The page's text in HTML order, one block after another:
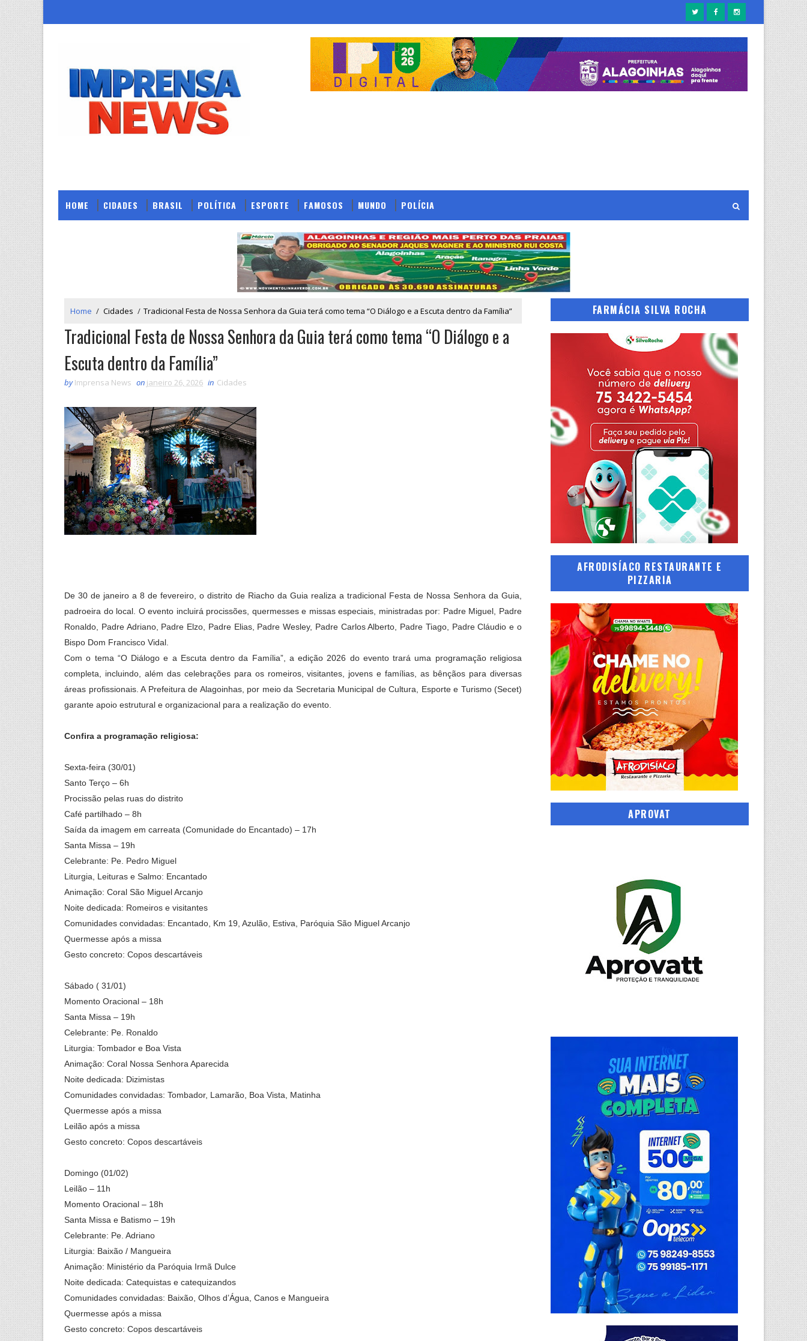
HOME CIDADES BRASIL POLÍTICA ESPORTE FAMOSOS MUNDO POLÍCIA
Home / Cidades / Tradicional Festa de Nossa Senhora da Guia terá como tema “O Diálogo e a Escuta dentro da Família”
Tradicional Festa de Nossa Senhora da Guia terá como tema “O Diálogo e a
Escuta dentro da Família”
by Imprensa News on janeiro 26, 2026 in Cidades
De 30 de janeiro a 8 de fevereiro, o distrito de Riacho da Guia realiza a tradicional Festa de Nossa Senhora da Guia,
padroeira do local. O evento incluirá procissões, quermesses e missas especiais, ministradas por: Padre Miguel, Padre
Ronaldo, Padre Adriano, Padre Elzo, Padre Elias, Padre Wesley, Padre Carlos Alberto, Padre Tiago, Padre Cláudio e o
Bispo Dom Francisco Vidal.
Com o tema “O Diálogo e a Escuta dentro da Família”, a edição 2026 do evento trará uma programação religiosa
completa, incluindo, além das celebrações para os romeiros, visitantes, jovens e famílias, as bênçãos para diversas
áreas profissionais. A Prefeitura de Alagoinhas, por meio da Secretaria Municipal de Cultura, Esporte e Turismo (Secet)
garante apoio estrutural e organizacional para a realização do evento.
Confira a programação religiosa:
Sexta-feira (30/01)
Santo Terço – 6h
Procissão pelas ruas do distrito
Café partilhado – 8h
Saída da imagem em carreata (Comunidade do Encantado) – 17h
Santa Missa – 19h
Celebrante: Pe. Pedro Miguel
Liturgia, Leituras e Salmo: Encantado
Animação: Coral São Miguel Arcanjo
Noite dedicada: Romeiros e visitantes
Comunidades convidadas: Encantado, Km 19, Azulão, Estiva, Paróquia São Miguel Arcanjo
Quermesse após a missa
Gesto concreto: Copos descartáveis
Sábado ( 31/01)
Momento Oracional – 18h
Santa Missa – 19h
Celebrante: Pe. Ronaldo
Liturgia: Tombador e Boa Vista
Animação: Coral Nossa Senhora Aparecida
Noite dedicada: Dizimistas
Comunidades convidadas: Tombador, Lamarão, Boa Vista, Matinha
Quermesse após a missa
Leilão após a missa
Gesto concreto: Copos descartáveis
Domingo (01/02)
Leilão – 11h
Momento Oracional – 18h
Santa Missa e Batismo – 19h
Celebrante: Pe. Adriano
Liturgia: Baixão / Mangueira
Animação: Ministério da Paróquia Irmã Dulce
Noite dedicada: Catequistas e catequizandos
Comunidades convidadas: Baixão, Olhos d’Água, Canos e Mangueira
Quermesse após a missa
Gesto concreto: Copos descartáveis
FARMÁCIA SILVA ROCHA
AFRODISÍACO RESTAURANTE E
PIZZARIA
APROVAT